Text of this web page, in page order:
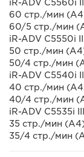
iR-ADV C5560i III
60 стр./мин
60/5 стр./мин
iR-ADV C5550i III
50 стр./мин
50/4 стр./мин
iR-ADV C5540i III
40 стр./мин
40/4 стр./мин
iR-ADV C5535i III
35 стр./мин
35/4 стр./мин